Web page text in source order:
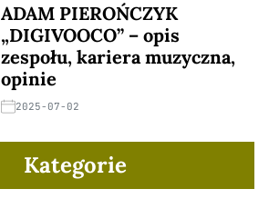
ADAM PIEROŃCZYK
„DIGIVOOCO” – opis
zespołu, kariera muzyczna,
opinie
2025-07-02
Kategorie